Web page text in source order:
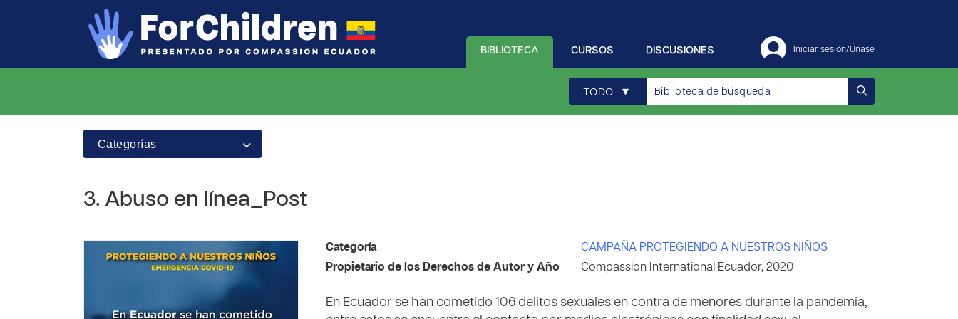
Iniciar sesión/Únase
DISCUSIONES
CURSOS
BIBLIOTECA
TODO ▾
Categorías
3. Abuso en línea_Post
Categoría
CAMPAÑA PROTEGIENDO A NUESTROS NIÑOS
Propietario de los Derechos de Autor y Año
Compassion International Ecuador, 2020
En Ecuador se han cometido 106 delitos sexuales en contra de menores durante la pandemia,